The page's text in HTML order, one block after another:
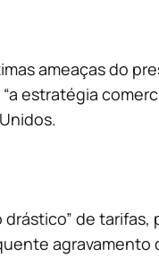
ameaças do
estratégia
de tarifas,